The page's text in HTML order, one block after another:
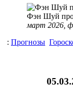
Фэн Шуй
март 2026,
: Прогнозы